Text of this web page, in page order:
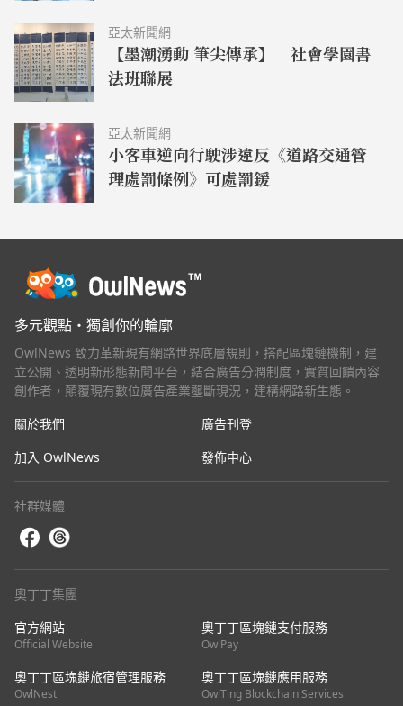
亞太新聞網
【墨潮湧動 筆尖傳承】 社會學園書
法班聯展
亞太新聞網
小客車逆向行駛涉違反《道路交通管
理處罰條例》可處罰鍰
多元觀點・獨創你的輪廓
OwlNews 致力革新現有網路世界底層規則，搭配區塊鏈機制，建
立公開、透明新形態新聞平台，結合廣告分潤制度，實質回饋內容
創作者，顛覆現有數位廣告產業壟斷現況，建構網路新生態。
關於我們
廣告刊登
加入 OwlNews
發佈中心
社群媒體
奧丁丁集團
官方網站
Official Website
奧丁丁區塊鏈支付服務
OwlPay
奧丁丁區塊鏈旅宿管理服務
OwlNest
奧丁丁區塊鏈應用服務
OwlTing Blockchain Services